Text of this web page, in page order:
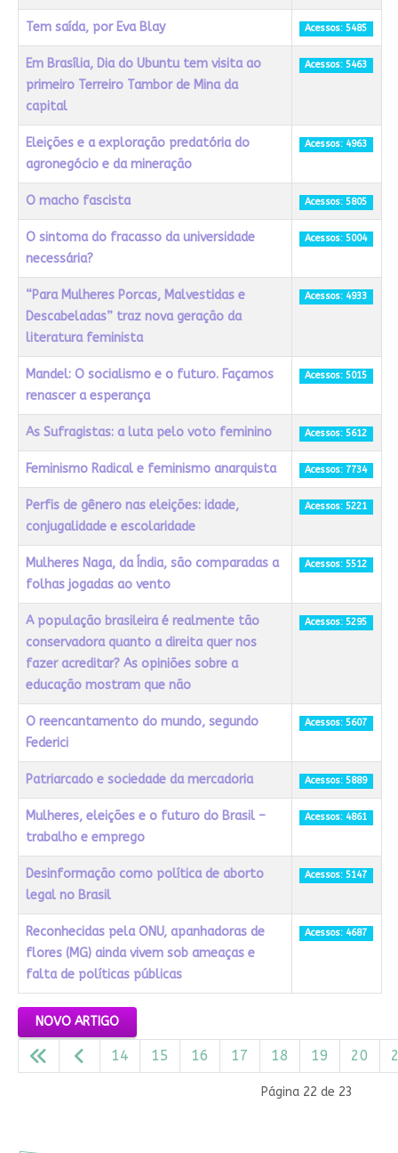
Tem saída, por Eva Blay Acessos: 5485
Em Brasília, Dia do Ubuntu tem visita ao
primeiro Terreiro Tambor de Mina da
capital
Acessos: 5463
Eleições e a exploração predatória do
agronegócio e da mineração
Acessos: 4963
O macho fascista Acessos: 5805
O sintoma do fracasso da universidade
necessária?
Acessos: 5004
“Para Mulheres Porcas, Malvestidas e
Descabeladas” traz nova geração da
literatura feminista
Acessos: 4933
Mandel: O socialismo e o futuro. Façamos
renascer a esperança
Acessos: 5015
As Sufragistas: a luta pelo voto feminino Acessos: 5612
Feminismo Radical e feminismo anarquista Acessos: 7734
Perfis de gênero nas eleições: idade,
conjugalidade e escolaridade
Acessos: 5221
Mulheres Naga, da Índia, são comparadas a
folhas jogadas ao vento
Acessos: 5512
A população brasileira é realmente tão
conservadora quanto a direita quer nos
fazer acreditar? As opiniões sobre a
educação mostram que não
Acessos: 5295
O reencantamento do mundo, segundo
Federici
Acessos: 5607
Patriarcado e sociedade da mercadoria Acessos: 5889
Mulheres, eleições e o futuro do Brasil –
trabalho e emprego
Acessos: 4861
Desinformação como política de aborto
legal no Brasil
Acessos: 5147
Reconhecidas pela ONU, apanhadoras de
flores (MG) ainda vivem sob ameaças e
falta de políticas públicas
Acessos: 4687
NOVO ARTIGO
Página 22 de 23
14 15 16 17 18 19 20